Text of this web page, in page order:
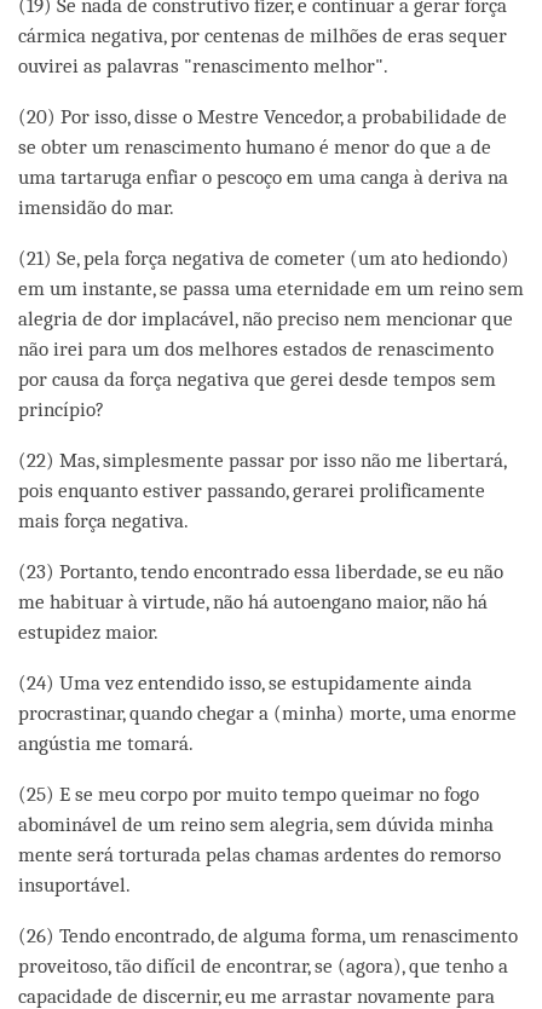
(19) Se nada de construtivo fizer, e continuar a gerar força
cármica negativa, por centenas de milhões de eras sequer
ouvirei as palavras "renascimento melhor".
(20) Por isso, disse o Mestre Vencedor, a probabilidade de
se obter um renascimento humano é menor do que a de
uma tartaruga enfiar o pescoço em uma canga à deriva na
imensidão do mar.
(21) Se, pela força negativa de cometer (um ato hediondo)
em um instante, se passa uma eternidade em um reino sem
alegria de dor implacável, não preciso nem mencionar que
não irei para um dos melhores estados de renascimento
por causa da força negativa que gerei desde tempos sem
princípio?
(22) Mas, simplesmente passar por isso não me libertará,
pois enquanto estiver passando, gerarei prolificamente
mais força negativa.
(23) Portanto, tendo encontrado essa liberdade, se eu não
me habituar à virtude, não há autoengano maior, não há
estupidez maior.
(24) Uma vez entendido isso, se estupidamente ainda
procrastinar, quando chegar a (minha) morte, uma enorme
angústia me tomará.
(25) E se meu corpo por muito tempo queimar no fogo
abominável de um reino sem alegria, sem dúvida minha
mente será torturada pelas chamas ardentes do remorso
insuportável.
(26) Tendo encontrado, de alguma forma, um renascimento
proveitoso, tão difícil de encontrar, se (agora), que tenho a
capacidade de discernir, eu me arrastar novamente para